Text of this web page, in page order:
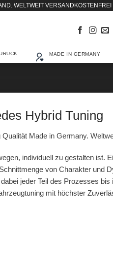
WELTWEIT VERSANDKOSTENFREI
MADE IN GERMANY
Hybrid Tuning
Made in Germany.
individuell zu gestalten ist.
von Charakter und
jeder Teil des Prozesses
mit höchster